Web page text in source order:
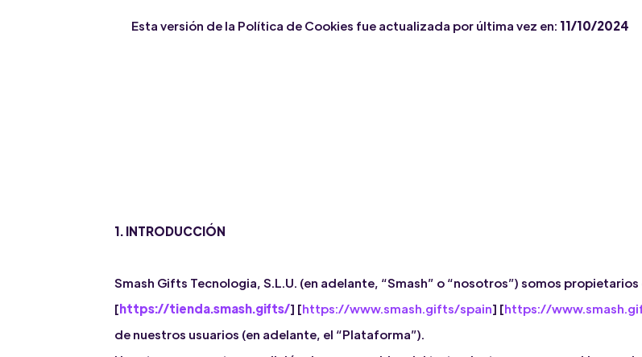
Esta versión de la Política de Cookies fue actualizada por última vez en: 11/10/2024
1. INTRODUCCIÓN
Smash Gifts Tecnologia, S.L.U. (en adelante, “Smash” o “nosotros”) somos
[https://tienda.smash.gifts/] [https://www.smash.gifts/spain] [https://
de nuestros usuarios (en adelante, el “Plataforma”).